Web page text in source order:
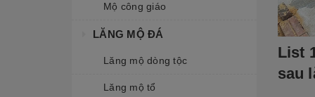
Mộ công giáo
LĂNG MỘ ĐÁ
Lăng mộ dòng tộc
Lăng mộ tổ
List
sau